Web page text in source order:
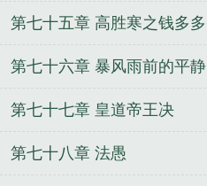
第七十五章 高胜寒之钱多多
第七十六章 暴风雨前的平静
第七十七章 皇道帝王决
第七十八章 法愚